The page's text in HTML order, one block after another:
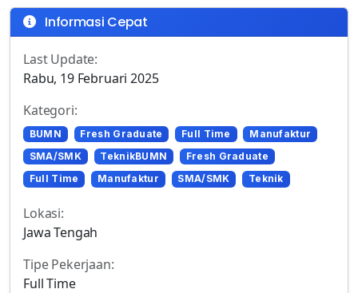
Informasi Cepat
Last Update:
Rabu, 19 Februari 2025
Kategori:
BUMN Fresh Graduate Full Time
Manufaktur
SMA/SMK
TeknikBUMN
Fresh Graduate
Full Time
Manufaktur SMA/SMK Teknik
Lokasi:
Jawa Tengah
Tipe Pekerjaan:
Full Time